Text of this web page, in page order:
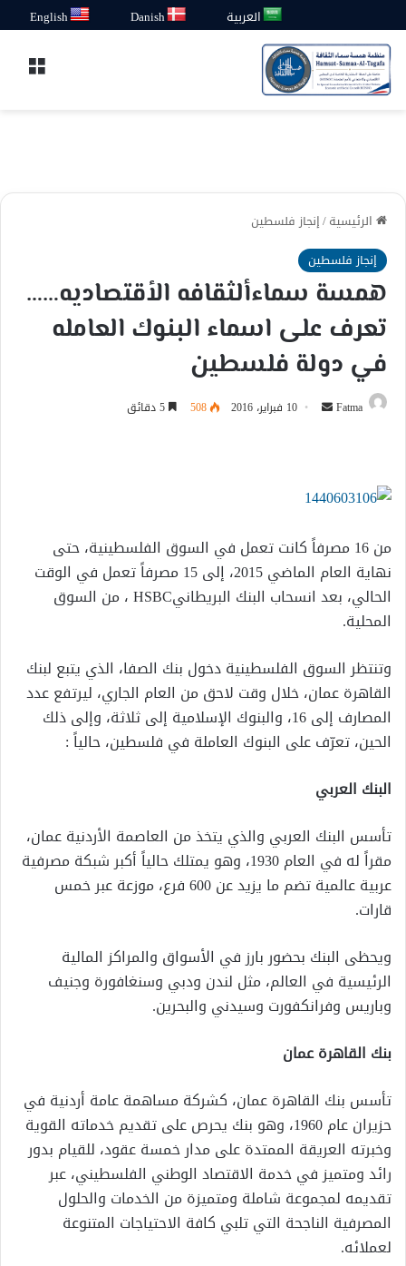
العربية Danish
English
الرئيسية/إنجاز فلسطين
إنجاز فلسطين
همسة سماءألثقافه الأقتصاديه……
تعرف على اسماء البنوك العامله
في دولة فلسطين
Fatma
أرسل 10 فبراير، 2016 508
من 16 مصرفاً كانت تعمل في السوق الفلسطينية، حتى
نهاية العام الماضي 2015، إلى 15 مصرفاً تعمل في الوقت
الحالي، بعد انسحاب البنك البريطانيHSBC، من السوق
المحلية.
وتنتظر السوق الفلسطينية دخول بنك الصفا، الذي يتبع لبنك
القاهرة عمان، خلال وقت لاحق من العام الجاري، ليرتفع عدد
المصارف إلى 16، والبنوك الإسلامية إلى ثلاثة، وإلى ذلك
الحين، تعرّف على البنوك العاملة في فلسطين، حالياً:
البنك العربي
تأسس البنك العربي والذي يتخذ من العاصمة الأردنية عمان،
مقراً له في العام 1930، وهو يمتلك حالياً أكبر شبكة مصرفية
عربية عالمية تضم ما يزيد عن 600 فرع، موزعة عبر خمس
قارات.
ويحظى البنك بحضور بارز في الأسواق والمراكز المالية
الرئيسية في العالم، مثل لندن ودبي وسنغافورة وجنيف
وباريس وفرانكفورت وسيدني والبحرين.
بنك القاهرة عمان
تأسس بنك القاهرة عمان، كشركة مساهمة عامة أردنية في
حزيران عام 1960، وهو بنك يحرص على تقديم خدماته القوية
وخبرته العريقة الممتدة على مدار خمسة عقود، للقيام بدور
رائد ومتميز في خدمة الاقتصاد الوطني الفلسطيني، عبر
تقديمه لمجموعة شاملة ومتميزة من الخدمات والحلول
المصرفية الناجحة التي تلبي كافة الاحتياجات المتنوعة
لعملائه.